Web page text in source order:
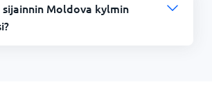
sijainnin Moldova kylmin